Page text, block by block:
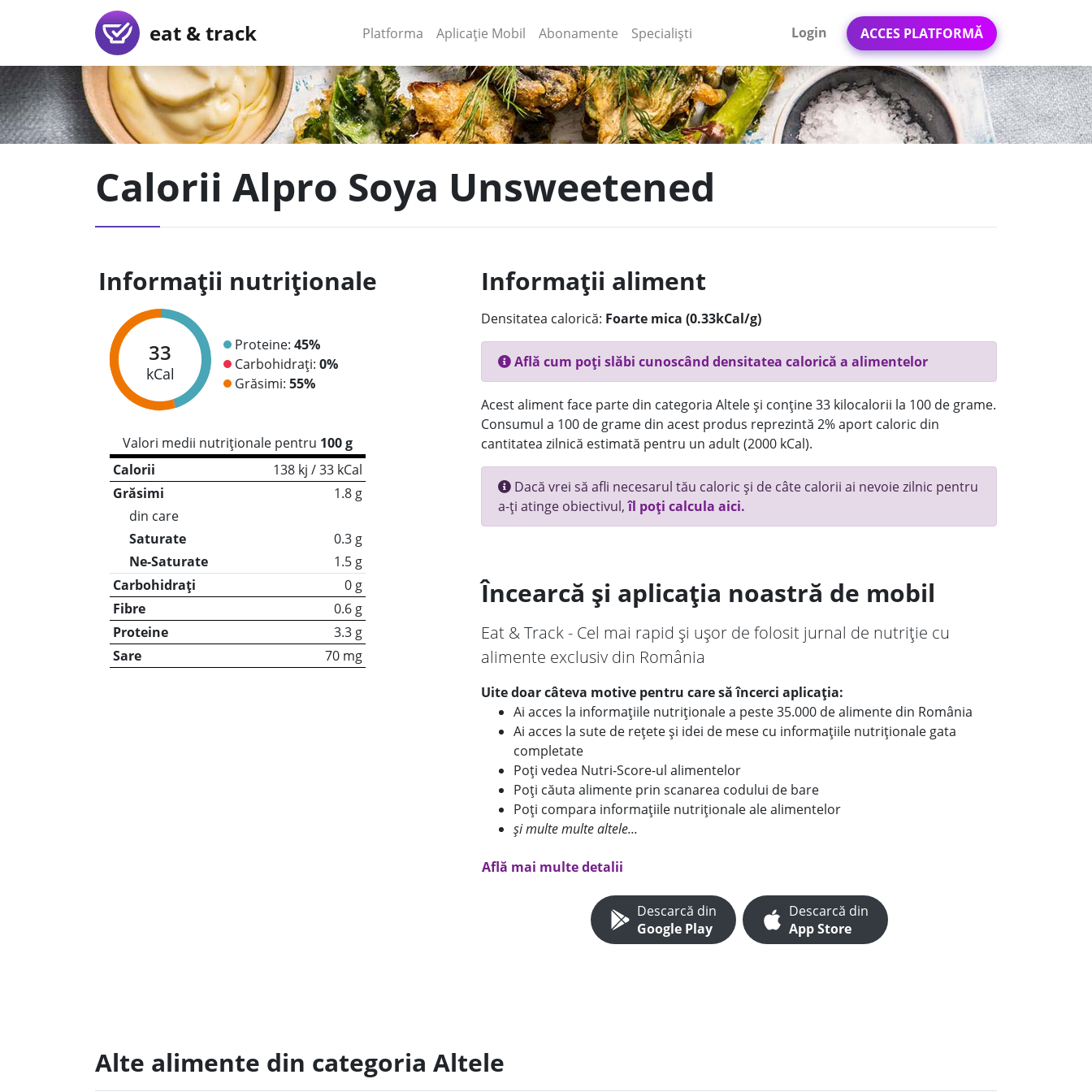
eat & track Platforma (current)
Aplicație Mobil (current)
Abonamente Specialiști Login ACCES PLATFORMĂ
Calorii Alpro Soya Unsweetened
Informații nutriționale
33
kCal
Proteine: 45%
Carbohidrați: 0%
Grăsimi: 55%
Valori medii nutriționale pentru 100 g
Calorii
138 kj / 33 kCal
Grăsimi
1.8 g
din care
Saturate
0.3 g
Ne-Saturate
1.5 g
Carbohidrați
0 g
Fibre
0.6 g
Proteine
3.3 g
Sare
70 mg
Informații aliment
Densitatea calorică: Foarte mica (0.33kCal/g)
Află cum poți slăbi cunoscând densitatea calorică a alimentelor
Acest aliment face parte din categoria Altele și conține 33 kilocalorii la 100 de grame.
Consumul a 100 de grame din acest produs reprezintă 2% aport caloric din
cantitatea zilnică estimată pentru un adult (2000 kCal).
Dacă vrei să afli necesarul tău caloric și de câte calorii ai nevoie zilnic pentru
a-ți atinge obiectivul,îl poți calcula aici.
Încearcă și aplicația noastră de mobil
Eat & Track - Cel mai rapid și ușor de folosit jurnal de nutriție cu
alimente exclusiv din România
Uite doar câteva motive pentru care să încerci aplicația:
Ai acces la informațiile nutriționale a peste 35.000 de alimente din România
Ai acces la sute de rețete și idei de mese cu informațiile nutriționale gata
completate
Poți vedea Nutri-Score-ul alimentelor
Poți căuta alimente prin scanarea codului de bare
Poți compara informațiile nutriționale ale alimentelor
și multe multe altele...
Află mai multe detalii
Descarcă din
Google Play
Descarcă din
App Store
Alte alimente din categoria Altele